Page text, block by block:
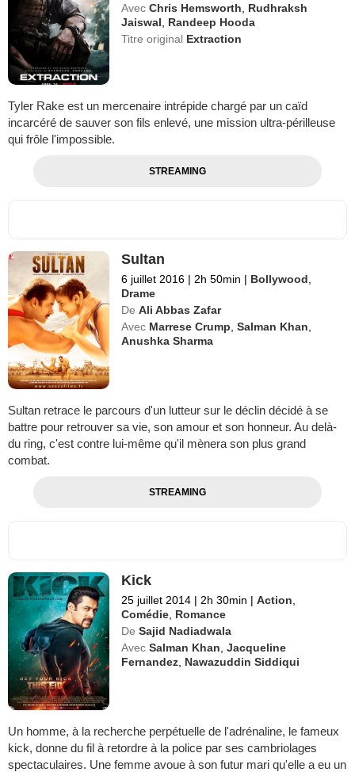
Avec Chris Hemsworth
Rudhraksh
Jaiswal
Randeep Hooda
Titre original Extraction
Tyler Rake est un mercenaire intrépide chargé par un caïd
incarcéré de sauver son fils enlevé, une mission ultra-périlleuse
qui frôle l'impossible.
STREAMING
Sultan
6 juillet 2016 | 2h 50min | Bollywood
Drame
De Ali Abbas Zafar
Avec Marrese Crump ,Salman Khan
Anushka Sharma
Sultan retrace le parcours d'un lutteur sur le déclin décidé à se
battre pour retrouver sa vie, son amour et son honneur. Au delà-
du ring, c'est contre lui-même qu'il mènera son plus grand
combat.
STREAMING
Kick
25 juillet 2014 | 2h 30min | Action
Comédie Romance
De Sajid Nadiadwala
Avec Salman Khan ,Jacqueline
Fernandez Nawazuddin Siddiqui
Un homme, à la recherche perpétuelle de l'adrénaline, le fameux
kick, donne du fil à retordre à la police par ses cambriolages
spectaculaires. Une femme avoue à son futur mari qu'elle a eu un